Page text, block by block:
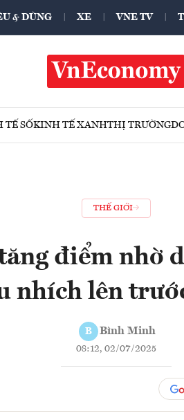
& DÙNG XE VNE TV
TẾ SỐKINH TẾ XANHTHỊ TRƯỜNG
THẾ GIỚI
điểm nhờ
nhích lên
B Bình Minh
08:12, 02/07/2025